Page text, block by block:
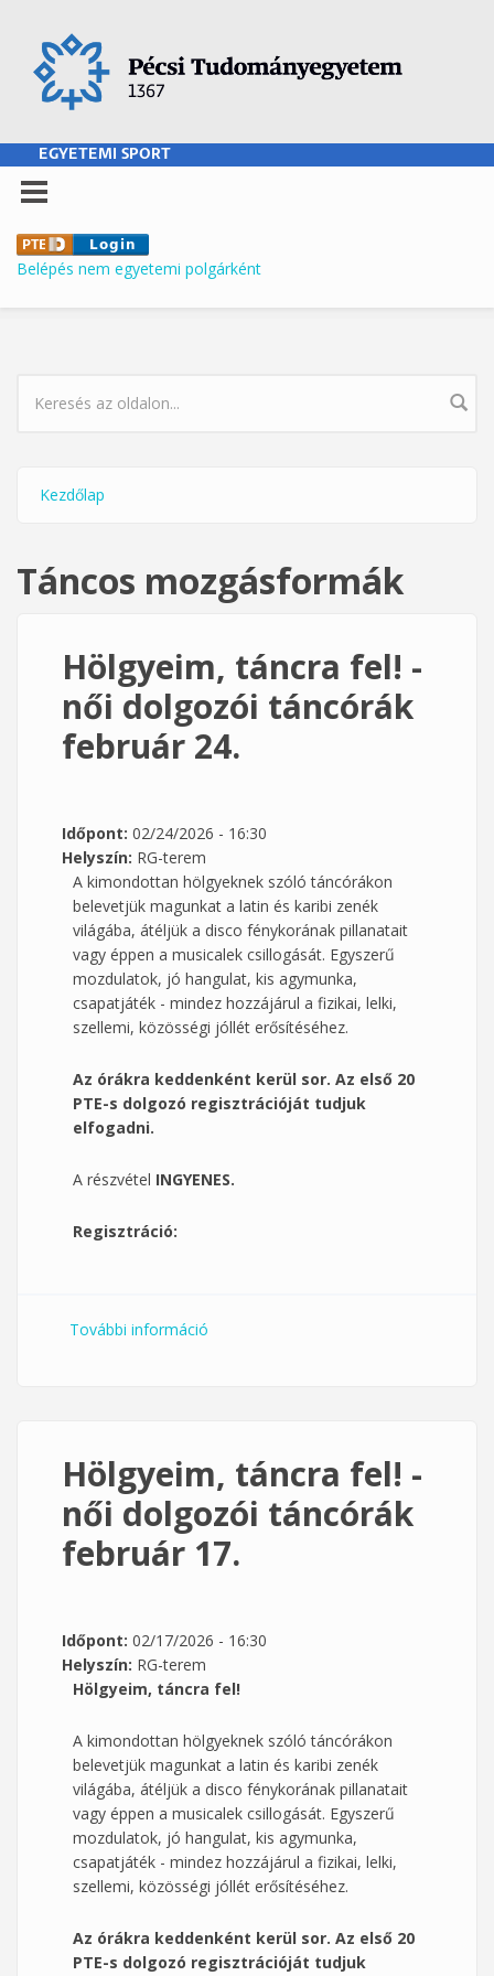
EGYETEMI SPORT
Belépés nem egyetemi polgárként
KERESÉS ŰRLAP
Jelenlegi hely
Kezdőlap
Táncos mozgásformák
Hölgyeim, táncra fel! -
női dolgozói táncórák
február 24.
Időpont: 02/24/2026 - 16:30
Helyszín: RG-terem
A kimondottan hölgyeknek szóló táncórákon
belevetjük magunkat a latin és karibi zenék
világába, átéljük a disco fénykorának pillanatait
vagy éppen a musicalek csillogását. Egyszerű
mozdulatok, jó hangulat, kis agymunka,
csapatjáték - mindez hozzájárul a fizikai, lelki,
szellemi, közösségi jóllét erősítéséhez.
Az órákra keddenként kerül sor. Az első 20
PTE-s dolgozó regisztrációját tudjuk
elfogadni.
A részvétel INGYENES.
Regisztráció:
További információ
Hölgyeim, táncra fel! -
női dolgozói táncórák
február 17.
Időpont: 02/17/2026 - 16:30
Helyszín: RG-terem
Hölgyeim, táncra fel!
A kimondottan hölgyeknek szóló táncórákon
belevetjük magunkat a latin és karibi zenék
világába, átéljük a disco fénykorának pillanatait
vagy éppen a musicalek csillogását. Egyszerű
mozdulatok, jó hangulat, kis agymunka,
csapatjáték - mindez hozzájárul a fizikai, lelki,
szellemi, közösségi jóllét erősítéséhez.
Az órákra keddenként kerül sor. Az első 20
PTE-s dolgozó regisztrációját tudjuk